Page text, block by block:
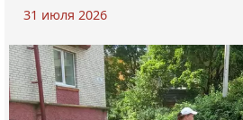
31 июля 2026